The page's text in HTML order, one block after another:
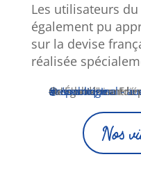
Les utilisateurs
également pu
sur la devise
réalisée
@aucontactcc
On s'est demandé pourquoi les mots "Liberté" et "Égalité" sont liés à la notion
#république
♬ son original -
Nos